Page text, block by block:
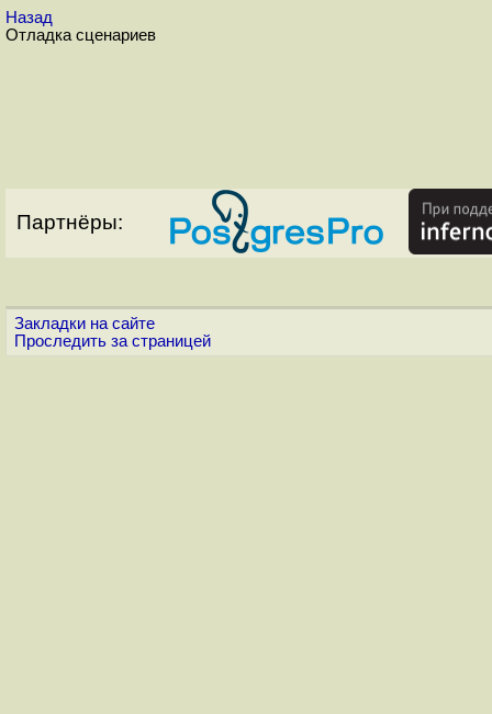
Назад
Отладка сценариев
Партнёры:
Закладки на сайте
Проследить за страницей